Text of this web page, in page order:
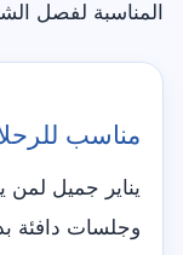
المناسبة لفصل
مناسب
يناير جميل لمن
وجلسات دافئة